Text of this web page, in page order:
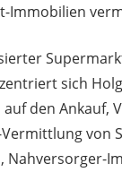
Immobilien
sich
den Ankauf,
von
Nahversorger-